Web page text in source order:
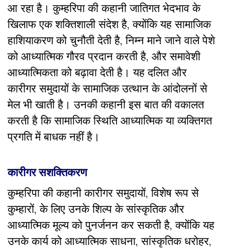
आ रहा है। कुम्हरिपा की कहानी जातिगत भेदभाव के
खिलाफ एक शक्तिशाली संदेश है, क्योंकि यह सामाजिक
हाशियाकरण को चुनौती देती है, निम्न माने जाने वाले पेशे
को आध्यात्मिक गौरव प्रदान करती है, और समावेशी
आध्यात्मिकता को बढ़ावा देती है। यह दलित और
कारीगर समुदायों के सामाजिक उत्थान के आंदोलनों से
मेल भी खाती है। उनकी कहानी इस बात की वकालत
करती है कि सामाजिक स्थिति आध्यात्मिक या व्यक्तिगत
प्रगति में बाधक नहीं है।
कारीगर सशक्तिकरण
कुम्हरिपा की कहानी कारीगर समुदायों, विशेष रूप से
कुम्हारों, के लिए उनके शिल्प के सांस्कृतिक और
आध्यात्मिक मूल्य को पुनर्जनन कर सकती है, क्योंकि यह
उनके कार्य को आध्यात्मिक साधना, सांस्कृतिक धरोहर,